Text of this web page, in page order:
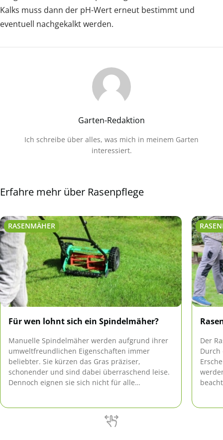
Kalks muss dann der pH-Wert erneut bestimmt und
eventuell nachgekalkt werden.
Garten-Redaktion
Ich schreibe über alles, was mich in meinem Garten
interessiert.
Erfahre mehr über Rasenpflege
RASENMÄHER
Für wen lohnt sich ein Spindelmäher?
Manuelle Spindelmäher werden aufgrund ihrer
umweltfreundlichen Eigenschaften immer
beliebter. Sie kürzen das Gras präziser,
schonender und sind dabei überraschend leise.
Dennoch eignen sie sich nicht für alle
Der
Durch